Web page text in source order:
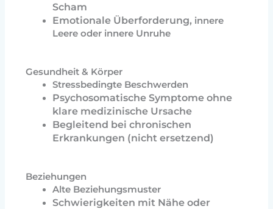
Scham
Emotionale Überforderung, innere
Leere oder innere Unruhe
Gesundheit & Körper
Stressbedingte Beschwerden
Psychosomatische Symptome ohne
klare medizinische Ursache
Begleitend bei chronischen
Erkrankungen (nicht ersetzend)
Beziehungen
Alte Beziehungsmuster
Schwierigkeiten mit Nähe oder